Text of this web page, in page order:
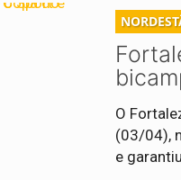
O
(03/04),
e